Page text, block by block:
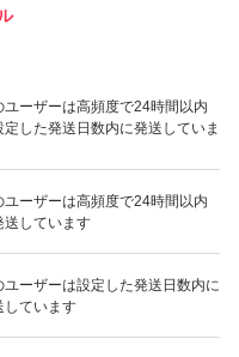
ユーザーは高頻度で24時間以内
定した発送日数内に発送していま
ユーザーは高頻度で24時間以内
送しています
ユーザーは設定した発送日数内に
しています
いいね！
2,499